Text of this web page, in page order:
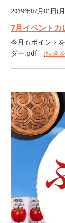
2019年07月01日(
7月イベントカ
今月もポイント
ダー.pdf [続き